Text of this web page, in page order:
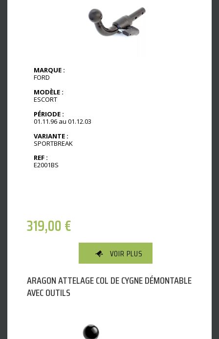
MARQUE :
FORD
MODÈLE :
ESCORT
PÉRIODE :
01.11.96 au 01.12.03
VARIANTE :
SPORTBREAK
REF :
E2001BS
319,00€
VOIR PLUS
ARAGON ATTELAGE COL DE CYGNE DÉMONTABLE
AVEC OUTILS